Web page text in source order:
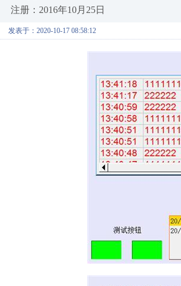
注册：2016年10月25日
发表于：2020-10-17 08:58:12